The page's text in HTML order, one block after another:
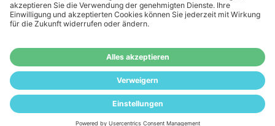
Das Angebot von tonermacher.de richtet sich
nicht an Wiederverkäufer. Wenn Sie Wiederverkäufer sind,
registrieren Sie sich bitte in unserem Händler-Portal
www.tonerhersteller.de